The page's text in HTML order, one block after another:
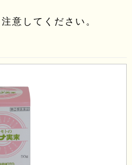
意してください。